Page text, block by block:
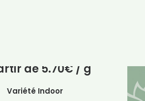
de 5.70€ / g
Variété Indoor